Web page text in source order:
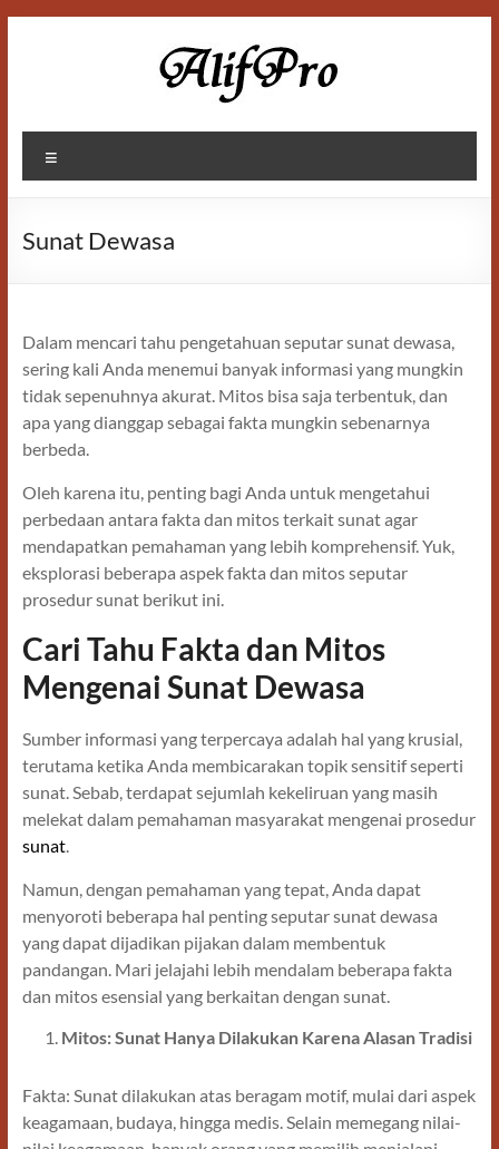
Alif
Properti
Sunat Dewasa
Dalam mencari tahu pengetahuan seputar sunat dewasa,
sering kali Anda menemui banyak informasi yang mungkin
tidak sepenuhnya akurat. Mitos bisa saja terbentuk, dan
apa yang dianggap sebagai fakta mungkin sebenarnya
berbeda.
Oleh karena itu, penting bagi Anda untuk mengetahui
perbedaan antara fakta dan mitos terkait sunat agar
mendapatkan pemahaman yang lebih komprehensif. Yuk,
eksplorasi beberapa aspek fakta dan mitos seputar
prosedur sunat berikut ini.
Cari Tahu Fakta dan Mitos
Mengenai Sunat Dewasa
Sumber informasi yang terpercaya adalah hal yang krusial,
terutama ketika Anda membicarakan topik sensitif seperti
sunat. Sebab, terdapat sejumlah kekeliruan yang masih
melekat dalam pemahaman masyarakat mengenai prosedur
sunat.
Namun, dengan pemahaman yang tepat, Anda dapat
menyoroti beberapa hal penting seputar sunat dewasa
yang dapat dijadikan pijakan dalam membentuk
pandangan. Mari jelajahi lebih mendalam beberapa fakta
dan mitos esensial yang berkaitan dengan sunat.
Mitos: Sunat Hanya Dilakukan Karena Alasan Tradisi
Fakta: Sunat dilakukan atas beragam motif, mulai dari aspek
keagamaan, budaya, hingga medis. Selain memegang nilai-